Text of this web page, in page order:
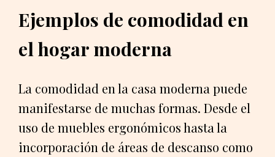
Ejemplos de comodidad en
el hogar moderna
La comodidad en la casa moderna puede
manifestarse de muchas formas. Desde el
uso de muebles ergonómicos hasta la
incorporación de áreas de descanso como